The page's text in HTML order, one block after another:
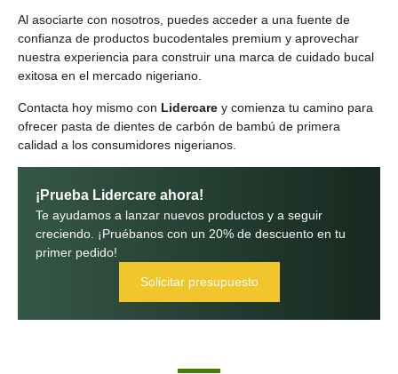
Al asociarte con nosotros, puedes acceder a una fuente de
confianza de productos bucodentales premium y aprovechar
nuestra experiencia para construir una marca de cuidado bucal
exitosa en el mercado nigeriano.
Contacta hoy mismo con Lidercare y comienza tu camino para
ofrecer pasta de dientes de carbón de bambú de primera
calidad a los consumidores nigerianos.
¡Prueba Lidercare ahora!
Te ayudamos a lanzar nuevos productos y a seguir
creciendo. ¡Pruébanos con un 20% de descuento en tu
primer pedido!
Solicitar presupuesto